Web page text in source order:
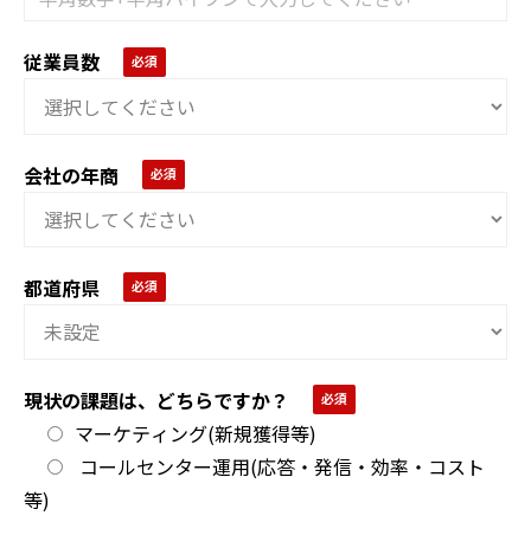
従業員数
会社の年商
都道府県
現状の課題は、どちらですか？
マーケティング(新規獲得等)
コールセンター運用(応答・発信・効率・コスト
等)